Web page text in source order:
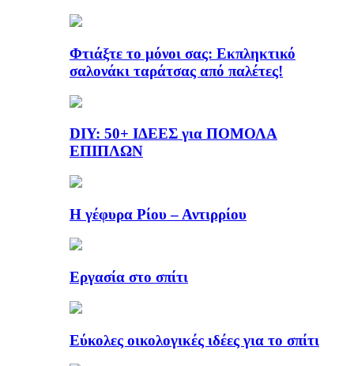
Φτιάξτε το μόνοι σας: Εκπληκτικό
σαλονάκι ταράτσας από παλέτες!
DIY: 50+ ΙΔΕΕΣ για ΠΟΜΟΛΑ
ΕΠΙΠΛΩΝ
Η γέφυρα Ρίου – Αντιρρίου
Εργασία στο σπίτι
Εύκολες οικολογικές ιδέες για το σπίτι